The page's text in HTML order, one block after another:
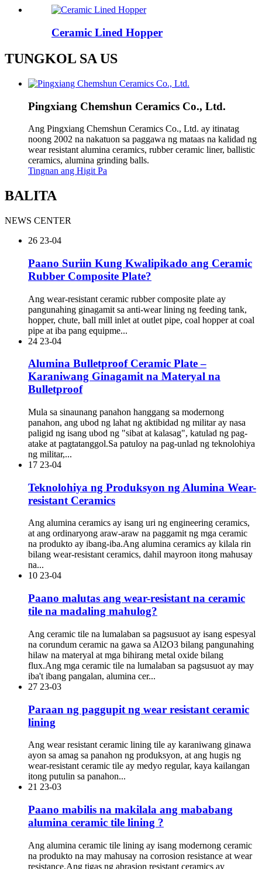
Ceramic Lined Hopper
TUNGKOL SA US
Pingxiang Chemshun Ceramics Co., Ltd.
Ang Pingxiang Chemshun Ceramics Co., Ltd. ay itinatag
noong 2002 na nakatuon sa paggawa ng mataas na kalidad ng
wear resistant alumina ceramics, rubber ceramic liner, ballistic
ceramics, alumina grinding balls.
Tingnan ang Higit Pa
BALITA
NEWS CENTER
26 23-04
Paano Suriin Kung Kwalipikado ang Ceramic
Rubber Composite Plate?
Ang wear-resistant ceramic rubber composite plate ay
pangunahing ginagamit sa anti-wear lining ng feeding tank,
hopper, chute, ball mill inlet at outlet pipe, coal hopper at coal
pipe at iba pang equipme...
24 23-04
Alumina Bulletproof Ceramic Plate –
Karaniwang Ginagamit na Materyal na
Bulletproof
Mula sa sinaunang panahon hanggang sa modernong
panahon, ang ubod ng lahat ng aktibidad ng militar ay nasa
paligid ng isang ubod ng "sibat at kalasag", katulad ng pag-
atake at pagtatanggol.Sa patuloy na pag-unlad ng teknolohiya
ng militar,...
17 23-04
Teknolohiya ng Produksyon ng Alumina Wear-
resistant Ceramics
Ang alumina ceramics ay isang uri ng engineering ceramics,
at ang ordinaryong araw-araw na paggamit ng mga ceramic
na produkto ay ibang-iba.Ang alumina ceramics ay kilala rin
bilang wear-resistant ceramics, dahil mayroon itong mahusay
na...
10 23-04
Paano malutas ang wear-resistant na ceramic
tile na madaling mahulog?
Ang ceramic tile na lumalaban sa pagsusuot ay isang espesyal
na corundum ceramic na gawa sa Al2O3 bilang pangunahing
hilaw na materyal at mga bihirang metal oxide bilang
flux.Ang mga ceramic tile na lumalaban sa pagsusuot ay may
iba't ibang pangalan, alumina cer...
27 23-03
Paraan ng paggupit ng wear resistant ceramic
lining
Ang wear resistant ceramic lining tile ay karaniwang ginawa
ayon sa amag sa panahon ng produksyon, at ang hugis ng
wear-resistant ceramic tile ay medyo regular, kaya kailangan
itong putulin sa panahon...
21 23-03
Paano mabilis na makilala ang mababang
alumina ceramic tile lining ?
Ang alumina ceramic tile lining ay isang modernong ceramic
na produkto na may mahusay na corrosion resistance at wear
resistance.Ang tigas ng abrasion resistant ceramics ay